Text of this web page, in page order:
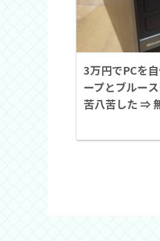
3万円でPCを
ープとブルー
苦八苦した ⇒